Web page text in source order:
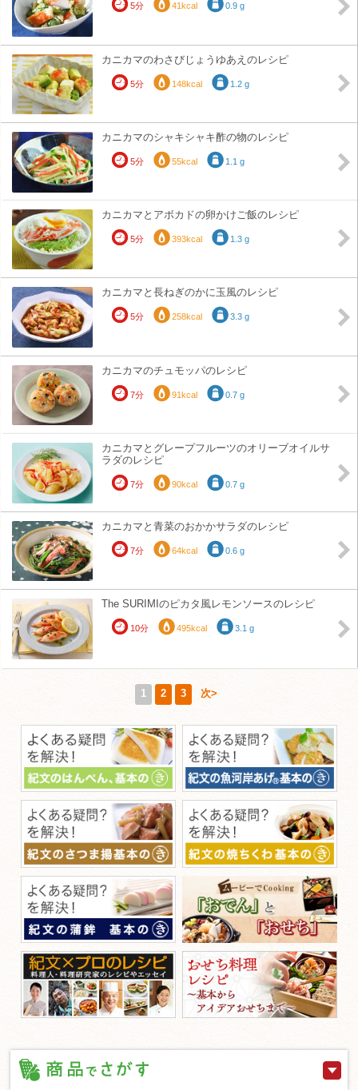
5分 41kcal 0.9 g
カニカマのわさびじょうゆあえのレシピ
5分 148kcal 1.2 g
カニカマのシャキシャキ酢の物のレシピ
5分 55kcal 1.1 g
カニカマとアボカドの卵かけご飯のレシピ
5分 393kcal 1.3 g
カニカマと長ねぎのかに玉風のレシピ
5分 258kcal 3.3 g
カニカマのチュモッパのレシピ
7分 91kcal 0.7 g
カニカマとグレープフルーツのオリーブオイルサ
ラダのレシピ
7分 90kcal 0.7 g
カニカマと青菜のおかかサラダのレシピ
7分 64kcal 0.6 g
The SURIMIのピカタ風レモンソースのレシピ
10分 495kcal 3.1 g
1 2 3 次>